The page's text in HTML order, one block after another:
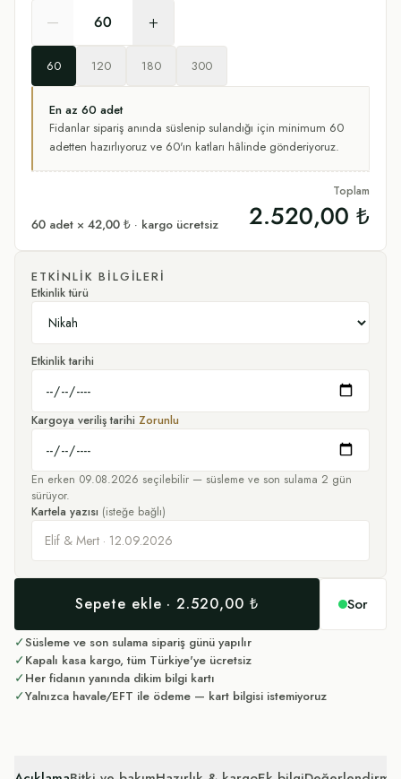
– +
60 120 180 300
En az 60 adet
Fidanlar sipariş anında süslenip sulandığı için minimum 60
adetten hazırlıyoruz ve 60'ın katları hâlinde gönderiyoruz.
60 adet × 42,00 ₺ · kargo ücretsiz
Toplam
2.520,00 ₺
ETKINLIK BILGILERI
Etkinlik türü
Etkinlik tarihi
Kargoya veriliş tarihi Zorunlu
En erken 09.08.2026 seçilebilir — süsleme ve son sulama 2 gün
sürüyor.
Kartela yazısı (isteğe bağlı)
Sepete ekle · 2.520,00 ₺ Sor
✓Süsleme ve son sulama sipariş günü yapılır
✓Kapalı kasa kargo, tüm Türkiye'ye ücretsiz
✓Her fidanın yanında dikim bilgi kartı
✓Yalnızca havale/EFT ile ödeme — kart bilgisi istemiyoruz